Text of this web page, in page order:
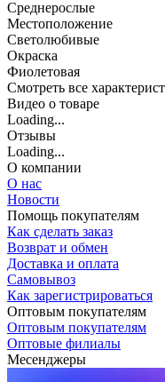
Среднерослые
Местоположение
Светолюбивые
Окраска
Фиолетовая
Cмотреть все
Видео о товаре
Loading...
Отзывы
Loading...
О компании
О нас
Новости
Помощь покупателям
Как сделать заказ
Возврат и обмен
Доставка и оплата
Самовывоз
Как зарегистрироваться
Оптовым покупателям
Оптовым покупателям
Оптовые филиалы
Месенджеры